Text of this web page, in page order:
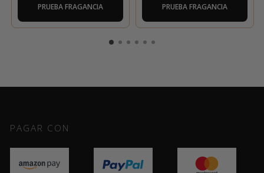
PRUEBA FRAGANCIA PRUEBA FRAGANCIA
PAGAR CON